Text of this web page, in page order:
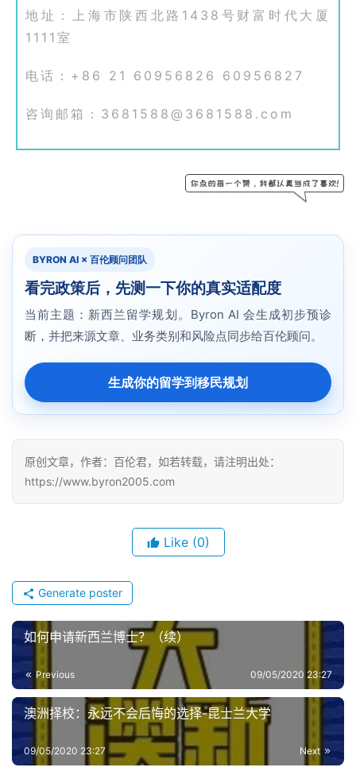
地址：上海市陕西北路1438号财富时代大厦
1111室
电话：+86 21 60956826 60956827
咨询邮箱：3681588@3681588.com
BYRON AI × 百伦顾问团队
看完政策后，先测一下你的真实适配度
当前主题：新西兰留学规划。Byron AI 会生成初步预诊
断，并把来源文章、业务类别和风险点同步给百伦顾问。
生成你的留学到移民规划
原创文章，作者：百伦君，如若转载，请注明出处：
https://www.byron2005.com
Like (0)
Generate poster
如何申请新西兰博士？（续）
Previous 09/05/2020 23:27
澳洲择校：永远不会后悔的选择-昆士兰大学
Next
09/05/2020 23:27